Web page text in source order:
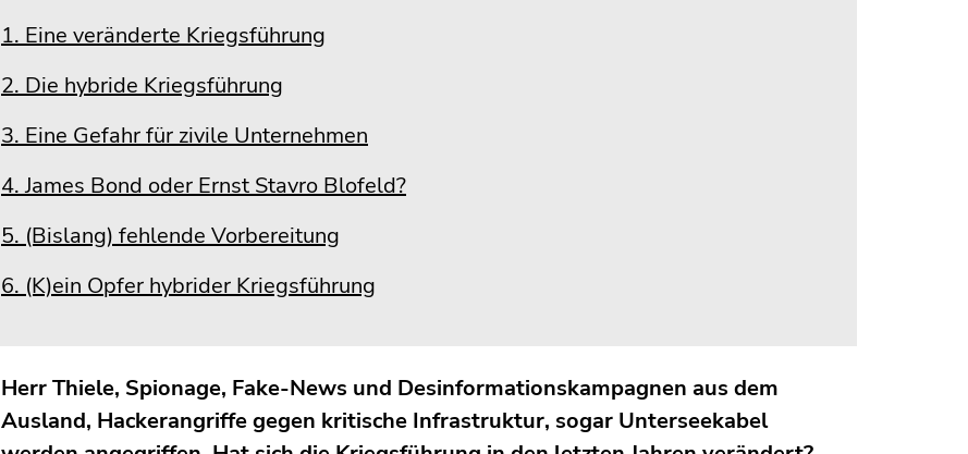
1. Eine veränderte Kriegsführung
2. Die hybride Kriegsführung
3. Eine Gefahr für zivile Unternehmen
4. James Bond oder Ernst Stavro Blofeld?
5. (Bislang) fehlende Vorbereitung
6. (K)ein Opfer hybrider Kriegsführung
Herr Thiele, Spionage, Fake-News und Desinformationskampagnen aus dem
Ausland, Hackerangriffe gegen kritische Infrastruktur, sogar Unterseekabel